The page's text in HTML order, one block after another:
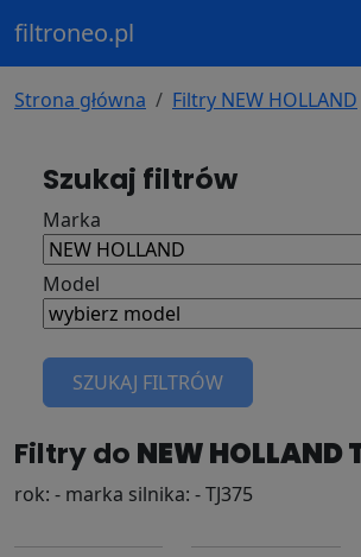
filtroneo.pl
Strona główna Filtry NEW HOLLAND
Szukaj filtrów
Marka
Model
SZUKAJ FILTRÓW
Filtry do NEW HOLLAND
rok: - marka silnika: - TJ375